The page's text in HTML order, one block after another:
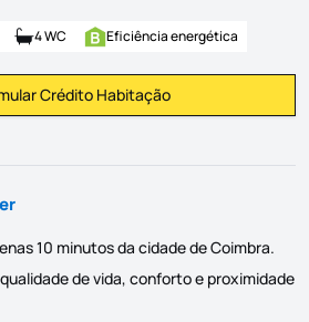
4 WC Eficiência energética
Simular Prestação
Crédito Habitação
10 minutos da cidade de Coimbra.
de vida, conforto e proximidade